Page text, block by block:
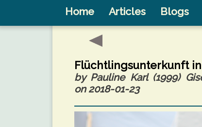
Home Articles Blogs
Flüchtlingsunterkunft
by Pauline Karl (1999)
on 2018-01-23